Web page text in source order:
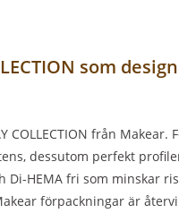
som
COLLECTION från
dessutom perfekt
Di-HEMA fri som
förpackningar är